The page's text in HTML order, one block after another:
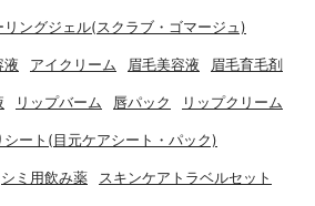
リングジェル(スクラブ・ゴマージュ)
液 アイクリーム 眉毛美容液 眉毛育毛剤
リップバーム 唇パック リップクリーム
シート(目元ケアシート・パック)
シミ用飲み薬 スキンケアトラベルセット